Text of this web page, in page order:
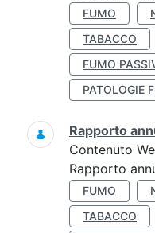
FUMO
TABACCO
FUMO
PATOLOGIE
Rapporto
Contenuto
Rapporto
FUMO
TABACCO